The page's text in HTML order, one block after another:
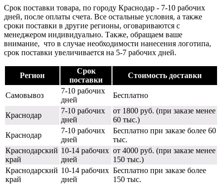
Срок поставки товара, по городу Краснодар - 7-10 рабочих
дней, после оплаты счета. Все остальные условия, а также
сроки поставки в другие регионы, оговариваются с
менеджером индивидуально. Также, обращаем ваше
внимание, что в случае необходимости нанесения логотипа,
срок поставки увеличивается на 5-7 рабочих дней.
Регион
Срок
поставки
Стоимость доставки
Самовывоз
7-10 рабочих
дней
Бесплатно
Краснодар
7-10 рабочих
дней
от 1800 руб. (при заказе менее
60 тыс.)
Краснодар
7-10 рабочих
дней
Бесплатно при заказе более 60
тыс.
Краснодарский
край
10-14 рабочих
дней
от 4000 руб. (при заказе менее
150 тыс.)
Краснодарский
край
10-14 рабочих
дней
Бесплатно при заказе более
150 тыс.